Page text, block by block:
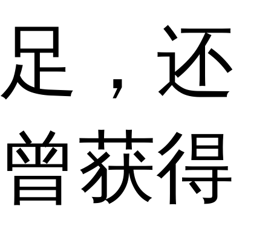
足，还
曾获得